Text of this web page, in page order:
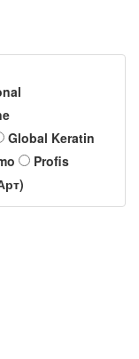
Global Keratin
Profis